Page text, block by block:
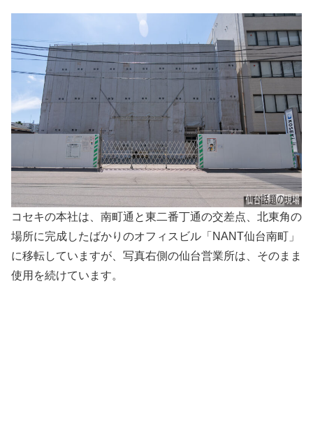
コセキの本社は、南町通と東二番丁通の交差点、北東角の
場所に完成したばかりのオフィスビル「NANT仙台南町」
に移転していますが、写真右側の仙台営業所は、そのまま
使用を続けています。